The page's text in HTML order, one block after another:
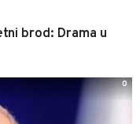
brod: Drama u
0